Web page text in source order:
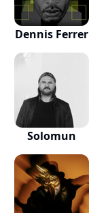
Dennis Ferrer
Solomun